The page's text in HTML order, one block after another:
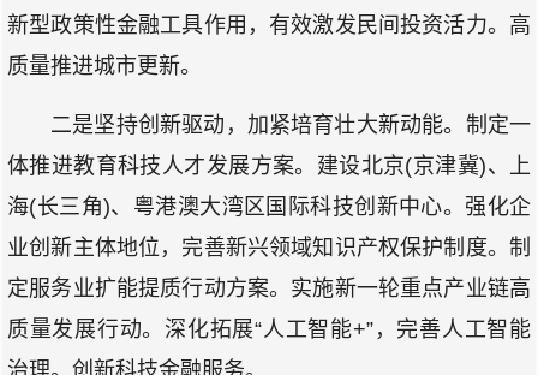
新型政策性金融工具作用，有效激发民间投资活力。高
质量推进城市更新。
二是坚持创新驱动，加紧培育壮大新动能。制定一
体推进教育科技人才发展方案。建设北京(京津冀)、上
海(长三角)、粤港澳大湾区国际科技创新中心。强化企
业创新主体地位，完善新兴领域知识产权保护制度。制
定服务业扩能提质行动方案。实施新一轮重点产业链高
质量发展行动。深化拓展“人工智能+”，完善人工智能
治理。创新科技金融服务。